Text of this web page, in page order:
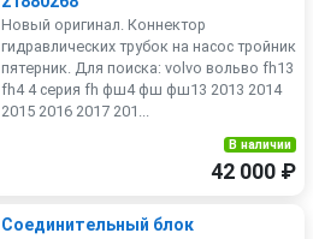
Новый оригинал. Коннектор
гидравлических трубок на насос тройник
пятерник. Для поиска: volvo вольво fh13
fh4 4 серия fh фш4 фш фш13 2013 2014
2015 2016 2017 201...
В наличии
42 000 ₽
Соединительный блок